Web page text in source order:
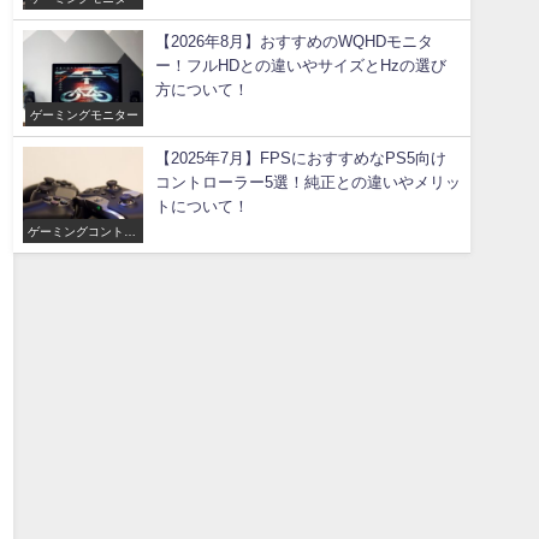
ゲーミングモニター
【2026年8月】おすすめのWQHDモニタ
ー！フルHDとの違いやサイズとHzの選び
方について！
ゲーミングコントロ
ーラー
【2025年7月】FPSにおすすめなPS5向け
コントローラー5選！純正との違いやメリッ
トについて！